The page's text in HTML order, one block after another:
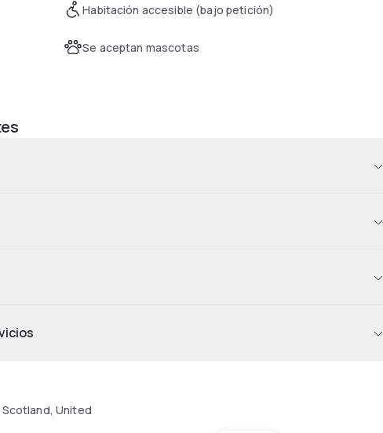
Habitación accesible (bajo petición)
Se aceptan mascotas
Scotland, United